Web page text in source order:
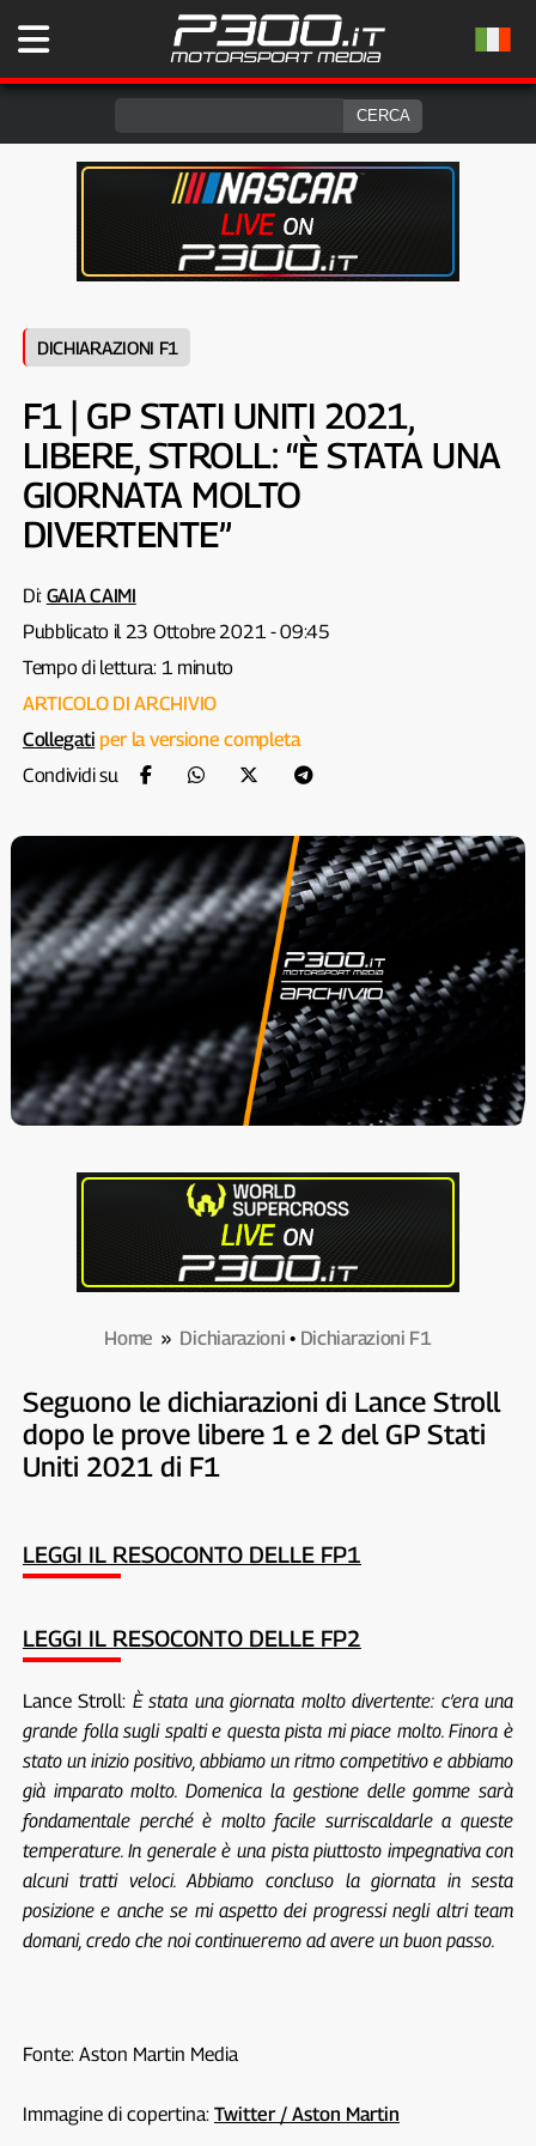
DICHIARAZIONI F1
F1 | GP STATI UNITI 2021,
LIBERE, STROLL: “È STATA UNA
GIORNATA MOLTO
DIVERTENTE”
Di: GAIA CAIMI
Pubblicato il 23 Ottobre 2021 - 09:45
Tempo di lettura: 1 minuto
ARTICOLO DI ARCHIVIO
Collegati per la versione completa
Condividi su
Home » Dichiarazioni • Dichiarazioni F1
Seguono le dichiarazioni di Lance Stroll
dopo le prove libere 1 e 2 del GP Stati
Uniti 2021 di F1
LEGGI IL RESOCONTO DELLE FP1
LEGGI IL RESOCONTO DELLE FP2
Lance Stroll: È stata una giornata molto divertente: c’era una
grande folla sugli spalti e questa pista mi piace molto. Finora è
stato un inizio positivo, abbiamo un ritmo competitivo e abbiamo
già imparato molto. Domenica la gestione delle gomme sarà
fondamentale perché è molto facile surriscaldarle a queste
temperature. In generale è una pista piuttosto impegnativa con
alcuni tratti veloci. Abbiamo concluso la giornata in sesta
posizione e anche se mi aspetto dei progressi negli altri team
domani, credo che noi continueremo ad avere un buon passo.
Fonte: Aston Martin Media
Immagine di copertina: Twitter / Aston Martin